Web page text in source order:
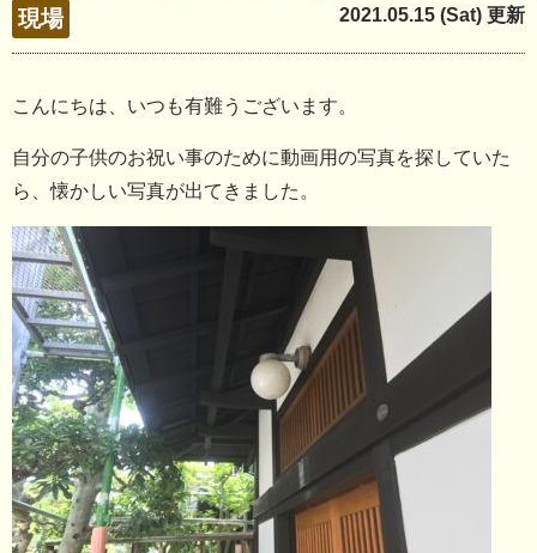
現場 2021.05.15 (Sat) 更新
こんにちは、いつも有難うございます。
自分の子供のお祝い事のために動画用の写真を探していた
ら、懐かしい写真が出てきました。